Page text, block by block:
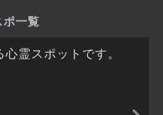
一覧
霊スポットです。